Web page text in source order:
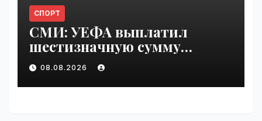
СПОРТ
СМИ: УЕФА выплатил
шестизначную сумму
любовнице Инфантино |
VseTime.ru
08.08.2026